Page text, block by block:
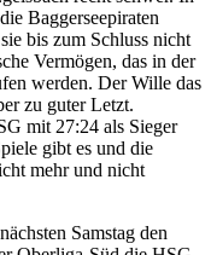
Baggerseepiraten
bis zum Schluss nicht
Vermögen, das in der
werden. Der Wille das
zu guter Letzt.
mit 27:24 als Sieger
gibt es und die
mehr und nicht
Samstag den